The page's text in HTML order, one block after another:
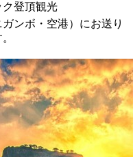
ク登頂観光
ンボ・空港）にお送り